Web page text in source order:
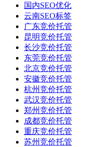
国内SEO优化
云南SEO标签
广东竞价托管
昆明竞价托管
长沙竞价托管
东莞竞价托管
北京竞价托管
安徽竞价托管
杭州竞价托管
武汉竞价托管
郑州竞价托管
成都竞价托管
重庆竞价托管
苏州竞价托管